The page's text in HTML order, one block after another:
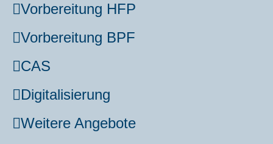
Vor­be­rei­tung HFP
Vor­be­rei­tung BPF
CAS
Digi­ta­li­sie­rung
Wei­te­re Ange­bo­te